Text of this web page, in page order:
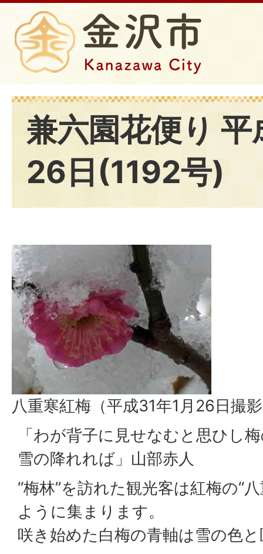
兼六園花便り 平
26日(1192号)
八重寒紅梅（平成31年1月26日撮
「わが背子に見せなむと思ひし
雪の降れれば」山部赤人
“梅林”を訪れた観光客は紅梅の“
ように集まります。
咲き始めた白梅の青軸は雪の色